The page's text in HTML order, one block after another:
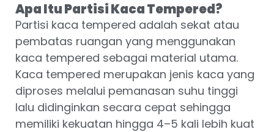
Apa Itu Partisi Kaca Tempered?
Partisi kaca tempered adalah sekat atau
pembatas ruangan yang menggunakan
kaca tempered sebagai material utama.
Kaca tempered merupakan jenis kaca yang
diproses melalui pemanasan suhu tinggi
lalu didinginkan secara cepat sehingga
memiliki kekuatan hingga 4–5 kali lebih kuat